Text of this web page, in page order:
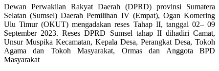
Dewan Perwakilan Rakyat Daerah (DPRD) provinsi Sumatera
Selatan (Sumsel) Daerah Pemilihan IV (Empat), Ogan Komering
Ulu Timur (OKUT) mengadakan reses Tahap II, tanggal 02– 09
September 2023. Reses DPRD Sumsel tahap II dihadiri Camat,
Unsur Muspika Kecamatan, Kepala Desa, Perangkat Desa, Tokoh
Agama dan Tokoh Masyarakat, Ormas dan Anggota BPD
Masyarakat